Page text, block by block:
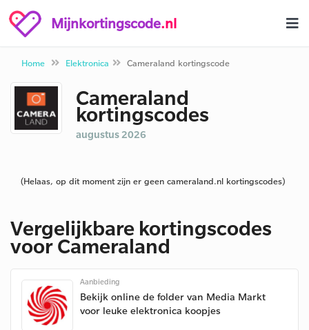
Mijnkortingscode.nl
Home Elektronica Cameraland kortingscode
Cameraland
kortingscodes
augustus 2026
(Helaas, op dit moment zijn er geen cameraland.nl kortingscodes)
Vergelijkbare kortingscodes
voor Cameraland
Aanbieding
Bekijk online de folder van Media Markt
voor leuke elektronica koopjes